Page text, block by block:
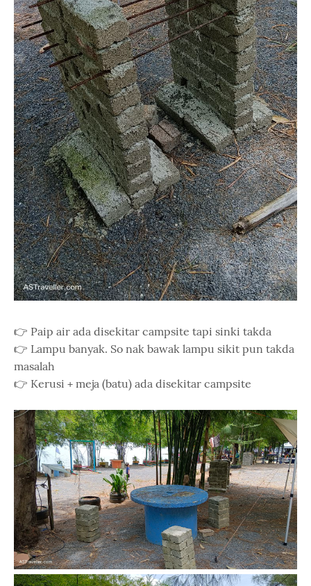
👉 Paip air ada disekitar campsite tapi sinki takda
👉 Lampu banyak. So nak bawak lampu sikit pun takda
masalah
👉 Kerusi + meja (batu) ada disekitar campsite